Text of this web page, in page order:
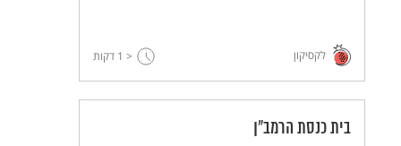
לקסיקון < 1 דקות
בית כנסת הרמב"ן